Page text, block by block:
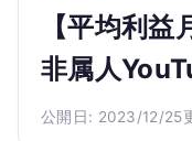
【平均利
非属人
公開日: 2023/12/25